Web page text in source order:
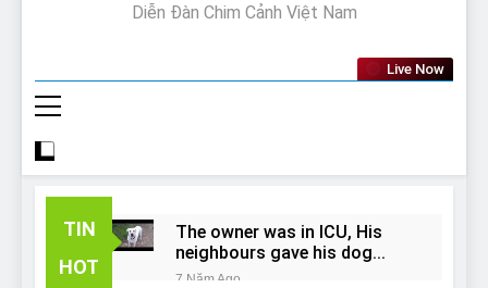
Diễn Đàn Chim Cảnh Việt Nam
Live Now
TIN
HOT
The owner was in ICU, His
neighbours gave his dog
away!
7 Năm Ago